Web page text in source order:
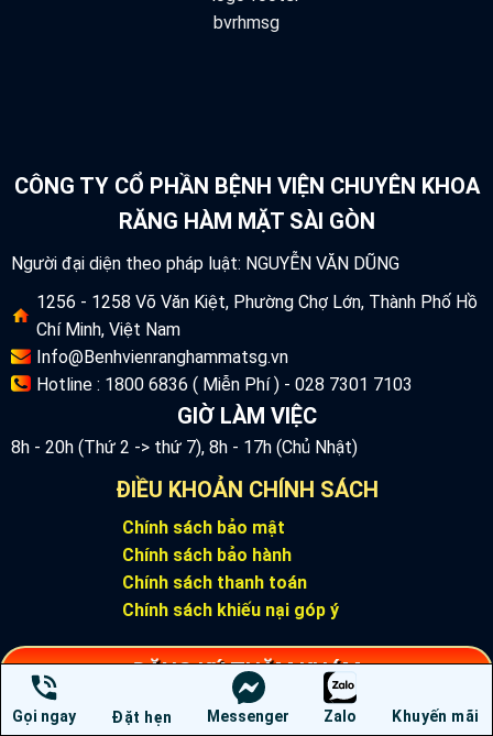
CÔNG TY CỔ PHẦN BỆNH VIỆN CHUYÊN KHOA
RĂNG HÀM MẶT SÀI GÒN
Người đại diện theo pháp luật: NGUYỄN VĂN DŨNG
1256 - 1258 Võ Văn Kiệt, Phường Chợ Lớn, Thành Phố Hồ
Chí Minh, Việt Nam
Info@Benhvienranghammatsg.vn
Hotline : 1800 6836 ( Miễn Phí ) - 028 7301 7103
GIỜ LÀM VIỆC
8h - 20h (Thứ 2 -> thứ 7), 8h - 17h (Chủ Nhật)
ĐIỀU KHOẢN CHÍNH SÁCH
Chính sách bảo mật
Chính sách bảo hành
Chính sách thanh toán
Chính sách khiếu nại góp ý
ĐĂNG KÝ THĂM KHÁM
Gọi ngay Đặt hẹn Messenger Zalo Khuyến mãi